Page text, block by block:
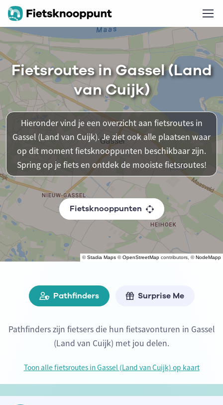
©Stadia Maps ©OpenStreetMap contributors, ©NodeMapp
Fietsroutes in Gassel (Land
van Cuijk)
Hieronder vind je een overzicht aan fietsroutes in
Gassel (Land van Cuijk). Je ziet ook alle plaatsen waar
op dit moment fietsknooppunten beschikbaar zijn.
Spring op je fiets en ontdek de mooiste fietsroutes!
Fietsknooppunten
Pathfinders Surprise Me
Pathfinders zijn fietsers die hun fietsavonturen in Gassel
(Land van Cuijk) met jou delen.
Toon alle fietsroutes in Gassel (Land van Cuijk) op kaart